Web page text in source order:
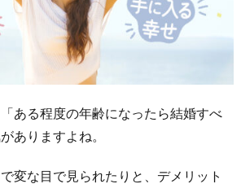
ある程度の年齢になったら結婚すべ
ありますよね。
変な目で見られたりと、デメリット